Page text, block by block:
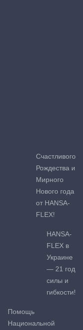
Счастливого
Рождества и
Мирного
Нового года
от HANSA-
FLEX!
HANSA-
FLEX в
Украине
— 21 год
силы и
гибкости!
Помощь
Национальной